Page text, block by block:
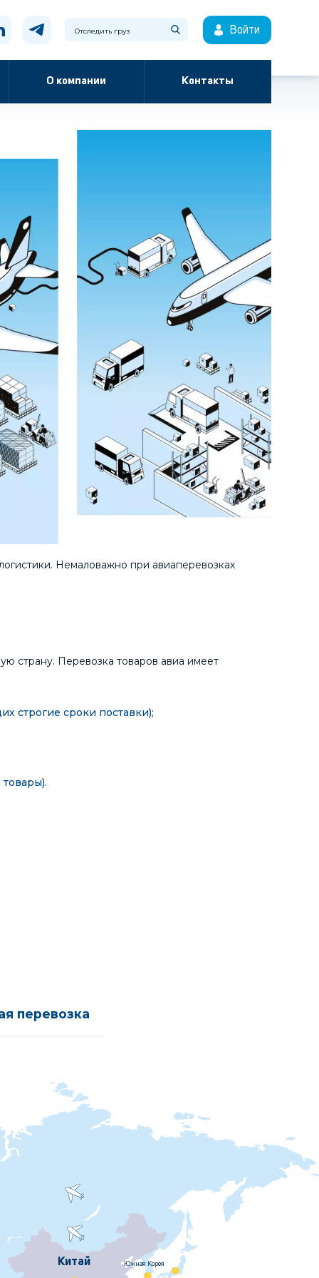
Войти
О компании Контакты
Немаловажно при авиаперевозках
страну. Перевозка товаров авиа имеет
строгие сроки поставки);
перевозка
Южная Корея
Китай